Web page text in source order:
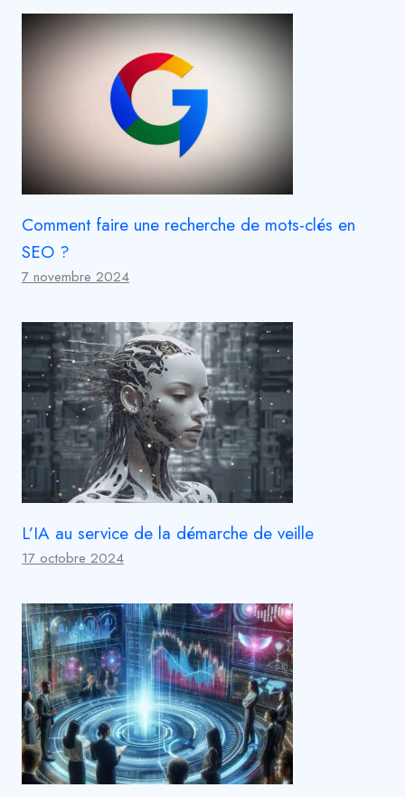
Comment faire une recherche de mots-clés en
SEO ?
7 novembre 2024
L’IA au service de la démarche de veille
17 octobre 2024